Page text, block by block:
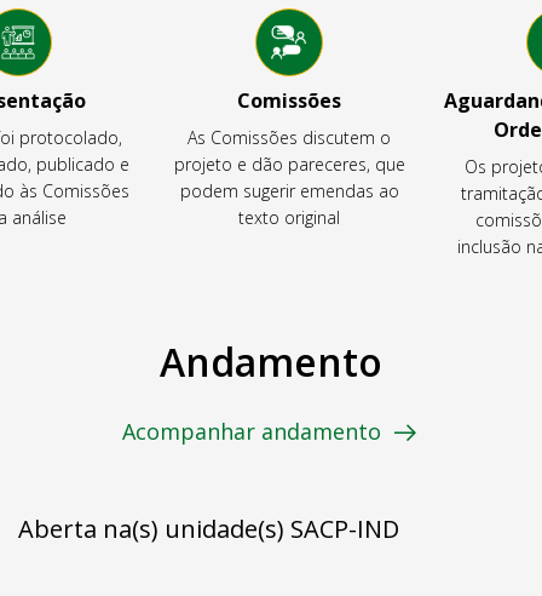
protocolado,
publicado e
às Comissões
análise
Comissões
As Comissões discutem o
projeto e dão pareceres, que
podem sugerir emendas ao
texto original
Os
inclusão
Andamento
Acompanhar andamento
Aberta na(s) unidade(s) SACP-IND